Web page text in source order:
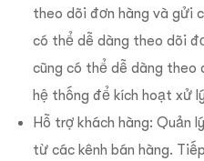
theo dõi đơn hàng và gửi
có thể dễ dàng theo dõi
cũng có thể dễ dàng theo
hệ thống để kích hoạt xử
Hỗ trợ khách hàng: Quản
từ các kênh bán hàng.